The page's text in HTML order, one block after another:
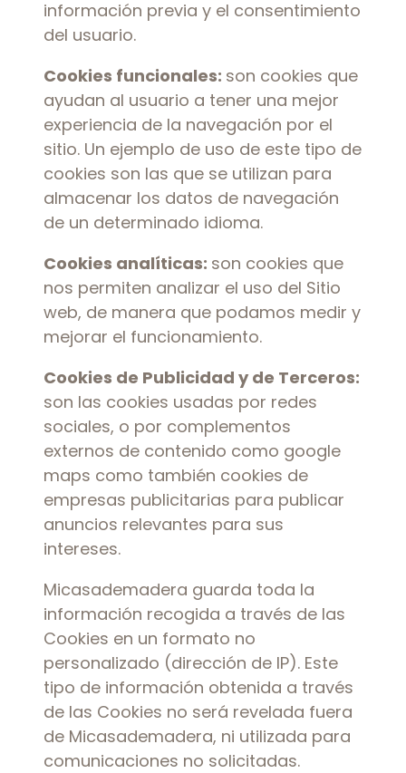
información previa y el consentimiento
del usuario.
Cookies funcionales: son cookies que
ayudan al usuario a tener una mejor
experiencia de la navegación por el
sitio. Un ejemplo de uso de este tipo de
cookies son las que se utilizan para
almacenar los datos de navegación
de un determinado idioma.
Cookies analíticas: son cookies que
nos permiten analizar el uso del Sitio
web, de manera que podamos medir y
mejorar el funcionamiento.
Cookies de Publicidad y de Terceros:
son las cookies usadas por redes
sociales, o por complementos
externos de contenido como google
maps como también cookies de
empresas publicitarias para publicar
anuncios relevantes para sus
intereses.
Micasademadera guarda toda la
información recogida a través de las
Cookies en un formato no
personalizado (dirección de IP). Este
tipo de información obtenida a través
de las Cookies no será revelada fuera
de Micasademadera, ni utilizada para
comunicaciones no solicitadas.